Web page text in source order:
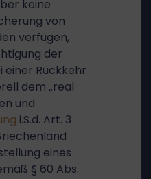
keine
von
verfügen,
der
einer Rückkehr
dem „real
und
i.S.d. Art. 3
eines
§ 60 Abs.